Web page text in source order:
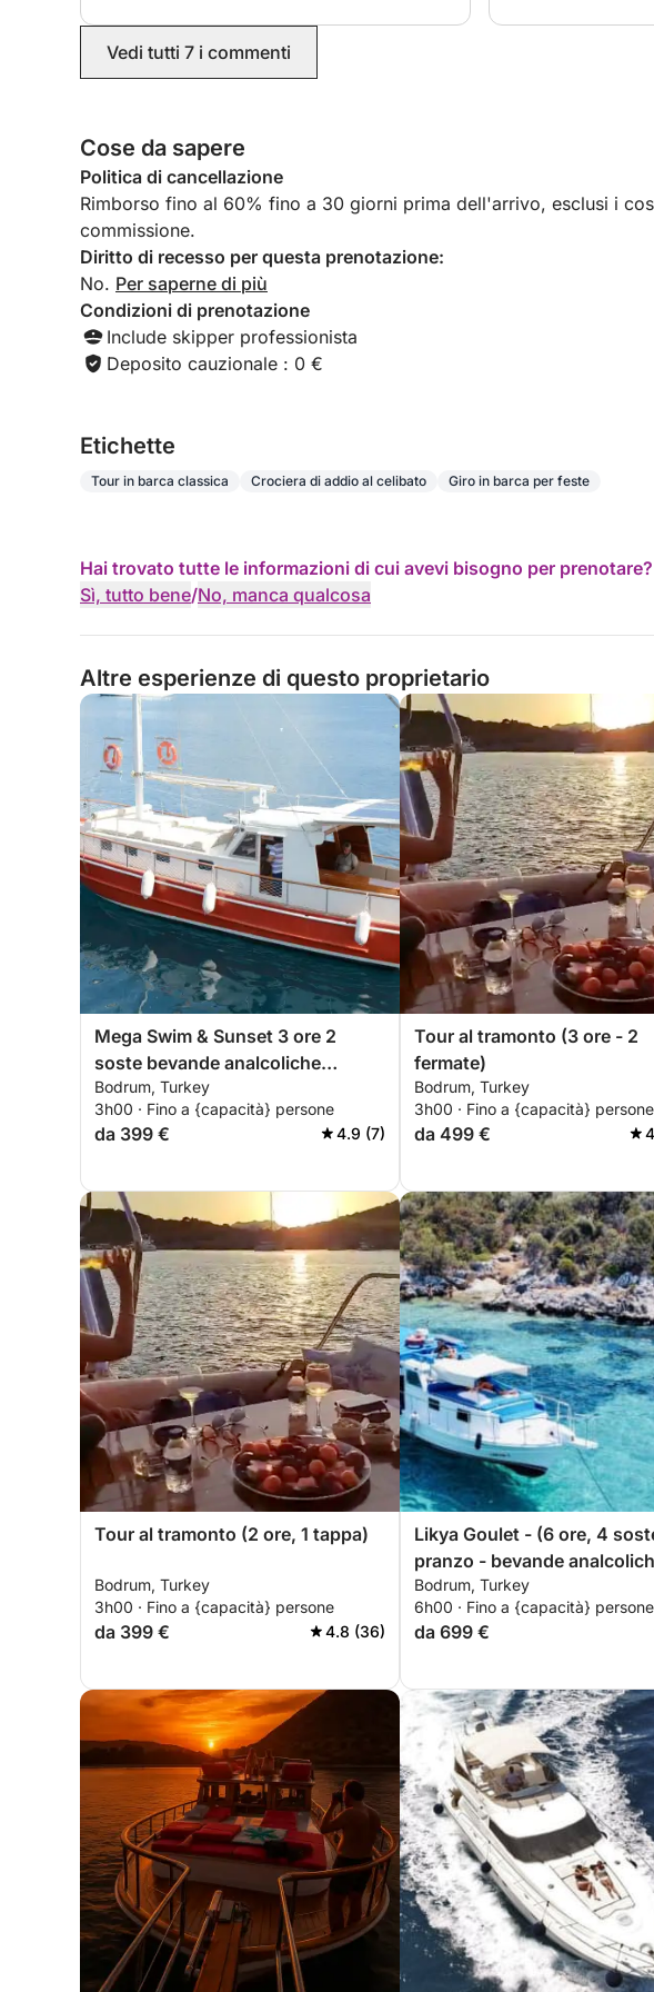
Vedi tutti 7 i commenti
Cose da sapere
Politica di cancellazione
Rimborso fino al 60% fino a 30 giorni prima dell'arrivo, esclusi i
commissione.
Diritto di recesso per questa prenotazione:
No. Per saperne di più
Condizioni di prenotazione
Include skipper professionista
Deposito cauzionale : 0 €
Etichette
Tour in barca classica Crociera di addio al celibato Giro in barca per feste
Hai trovato tutte le informazioni di cui avevi bisogno per prenotare?
Sì, tutto bene/No, manca qualcosa
Altre esperienze di questo proprietario
Mega Swim & Sunset 3 ore 2
soste bevande analcoliche
incluse
Bodrum, Turkey
3h00 · Fino a {capacità} persone
da 399 € 4.9 (7)
Tour al tramonto (3 ore - 2
fermate)
Bodrum, Turkey
3h00 · Fino a {capacità} persone
da 499 €
Tour al tramonto (2 ore, 1 tappa)
Bodrum, Turkey
3h00 · Fino a {capacità} persone
da 399 € 4.8 (36)
Likya Goulet - (6 ore, 4
pranzo - bevande
incluse)
Bodrum, Turkey
6h00 · Fino a {capacità} persone
da 699 €